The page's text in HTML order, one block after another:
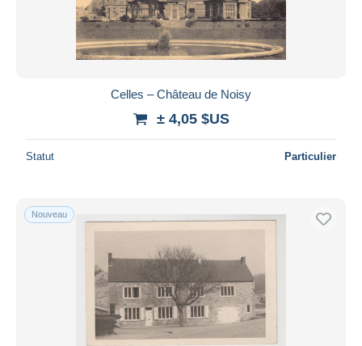
Celles – Château de Noisy
± 4,05 $US
Statut Particulier
Nouveau